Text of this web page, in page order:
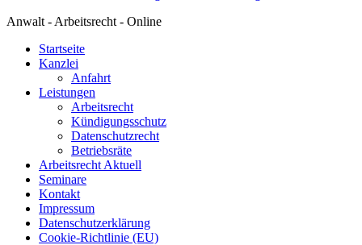
Anwalt - Arbeitsrecht - Online
Startseite
Kanzlei
Anfahrt
Leistungen
Arbeitsrecht
Kündigungsschutz
Datenschutzrecht
Betriebsräte
Arbeitsrecht Aktuell
Seminare
Kontakt
Impressum
Datenschutzerklärung
Cookie-Richtlinie (EU)